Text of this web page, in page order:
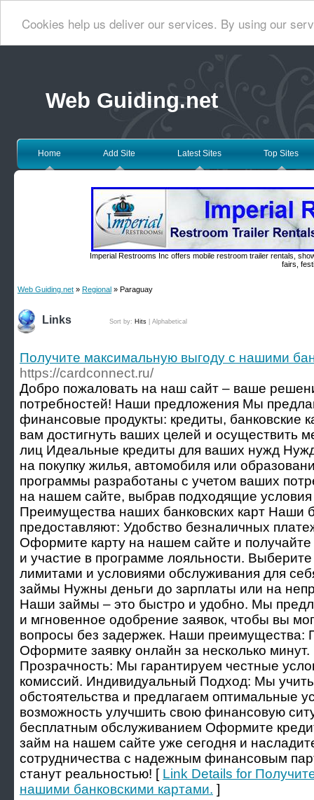
Cookies help us deliver our services. By using our
Web Guiding.net
Home Add Site Latest Sites Top Sites
Imperial Restrooms Inc offers mobile restroom trailer rentals,
fairs,
Web Guiding.net » Regional » Paraguay
Links Sort by: Hits Alphabetical
Получите максимальную выгоду с нашими
https://cardconnect.ru/
Добро пожаловать на наш сайт – ваше
потребностей! Наши предложения Мы
финансовые продукты: кредиты, банковские
вам достигнуть ваших целей и осуществить
лиц Идеальные кредиты для ваших нужд
на покупку жилья, автомобиля или
программы разработаны с учетом ваших
на нашем сайте, выбрав подходящие условия
Преимущества наших банковских карт Наши
предоставляют: Удобство безналичных
Оформите карту на нашем сайте и получайте
и участие в программе лояльности.
лимитами и условиями обслуживания для
займы Нужны деньги до зарплаты или на
Наши займы – это быстро и удобно. Мы
и мгновенное одобрение заявок, чтобы вы
вопросы без задержек. Наши преимущества:
Оформите заявку онлайн за несколько
Прозрачность: Мы гарантируем честные
комиссий. Индивидуальный Подход: Мы
обстоятельства и предлагаем оптимальные
возможность улучшить свою финансовую
бесплатным обслуживанием Оформите
займ на нашем сайте уже сегодня и
сотрудничества с надежным финансовым
станут реальностью! [ Link Details for
нашими банковскими картами. ]